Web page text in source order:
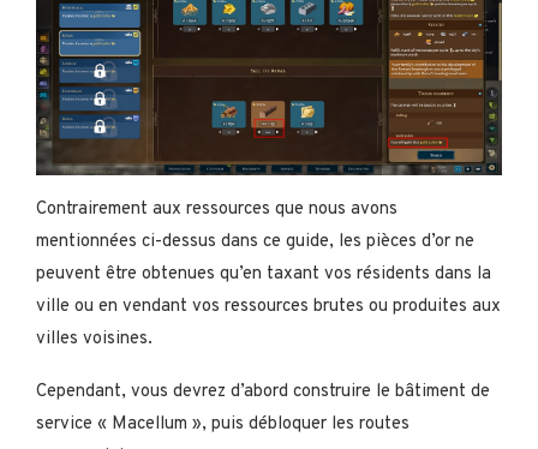
Contrairement aux ressources que nous avons
mentionnées ci-dessus dans ce guide, les pièces d’or ne
peuvent être obtenues qu’en taxant vos résidents dans la
ville ou en vendant vos ressources brutes ou produites aux
villes voisines.
Cependant, vous devrez d’abord construire le bâtiment de
service « Macellum », puis débloquer les routes